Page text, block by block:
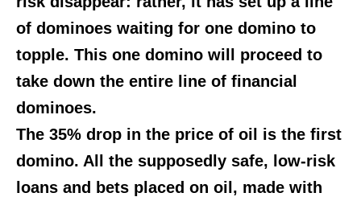
of dominoes waiting for one domino to
topple. This one domino will proceed to
take down the entire line of financial
dominoes.
The 35% drop in the price of oil is the first
domino. All the supposedly safe, low-risk
loans and bets placed on oil, made with